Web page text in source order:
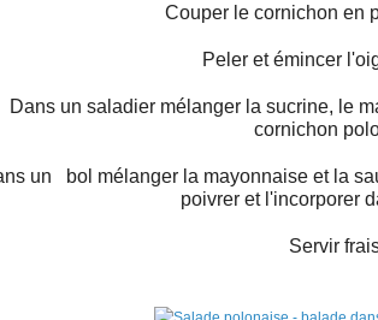
Couper le cornichon en
Peler et émincer
Dans un saladier mélanger la sucrine, le
cornichon
un bol mélanger la mayonnaise et la
poivrer et l'incorporer
Servir